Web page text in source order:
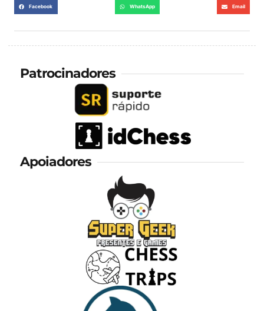
Facebook WhatsApp Email
Patrocinadores
Apoiadores